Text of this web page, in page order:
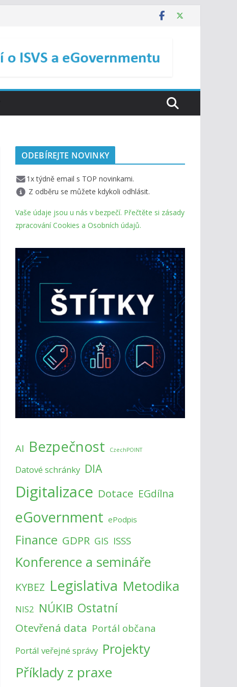
ODEBÍREJTE NOVINKY
1x týdně email s TOP novinkami.
Z odběru se můžete kdykoli odhlásit.
Vaše údaje jsou u nás v bezpečí. Přečtěte si zásady
zpracování Cookies a Osobních údajů.
AI Bezpečnost CzechPOINT
Datové schránky DIA
Digitalizace Dotace EGdílna
eGovernment ePodpis
Finance GDPR GIS ISSS
Konference a semináře
KYBEZ Legislativa Metodika
NIS2 NÚKIB Ostatní
Otevřená data Portál občana
Portál veřejné správy Projekty
Příklady z praxe